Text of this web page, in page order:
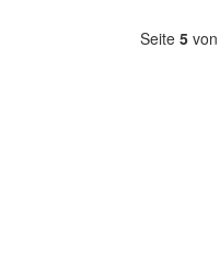
Seite 5 von